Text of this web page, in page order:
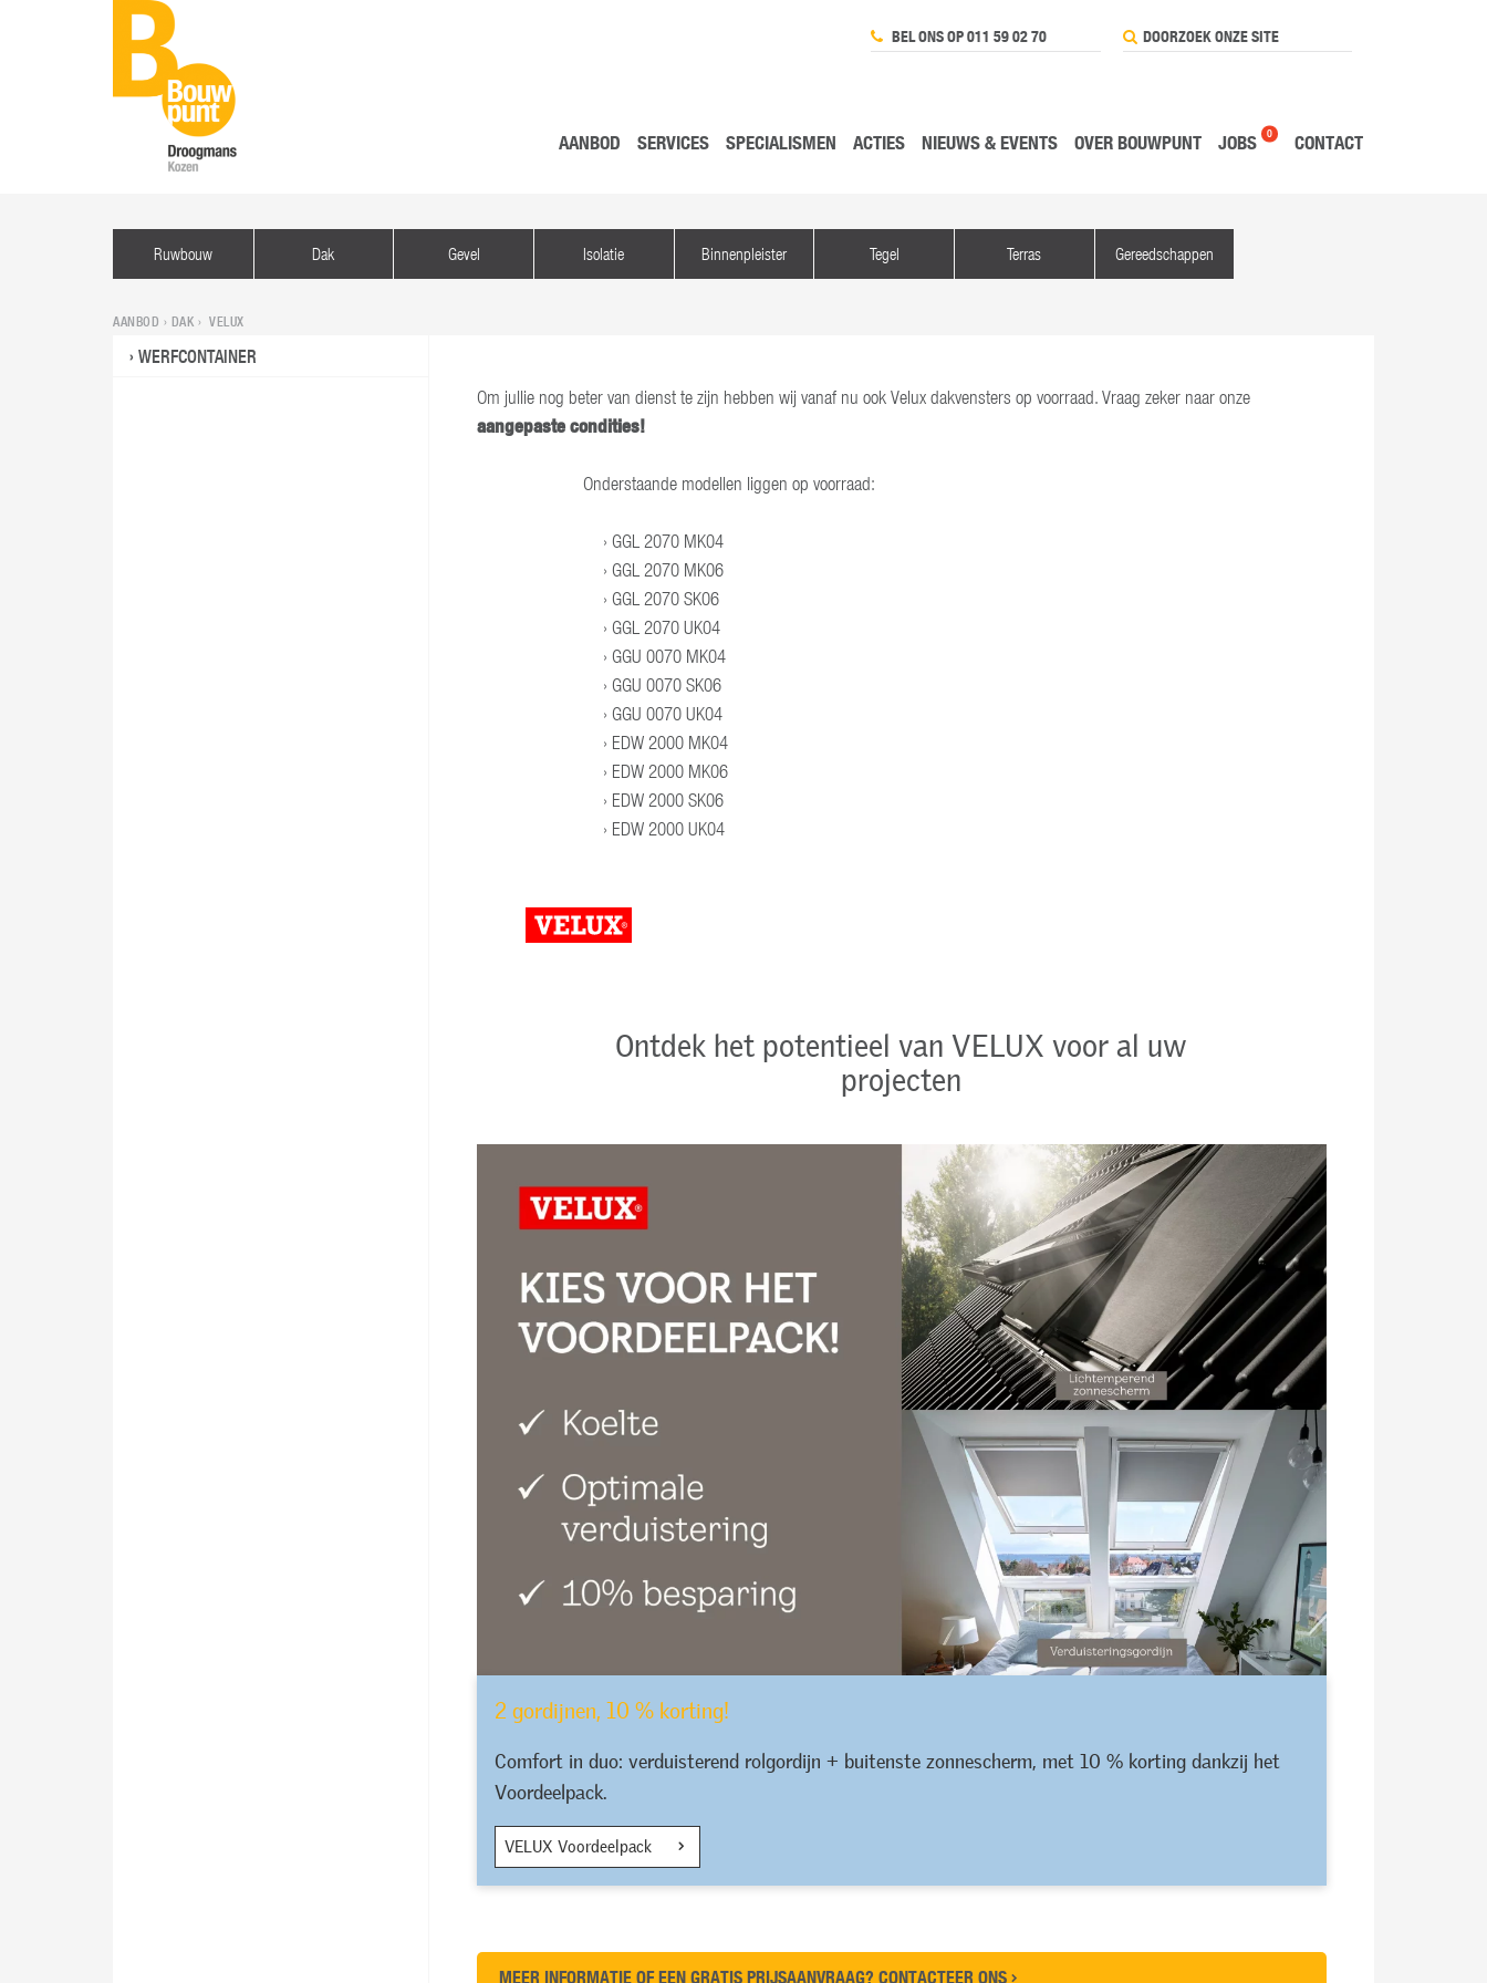
BEL ONS OP 011 59 02 70
AANBOD SERVICES SPECIALISMEN ACTIES NIEUWS & EVENTS OVER BOUWPUNT JOBS 0 CONTACT
Ruwbouw Dak Gevel Isolatie Binnenpleister Tegel Terras Gereedschappen
AANBOD › DAK › VELUX
WERFCONTAINER
Om jullie nog beter van dienst te zijn hebben wij vanaf nu ook Velux dakvensters op voorraad. Vraag zeker naar onze
aangepaste condities!
Onderstaande modellen liggen op voorraad:
GGL 2070 MK04
GGL 2070 MK06
GGL 2070 SK06
GGL 2070 UK04
GGU 0070 MK04
GGU 0070 SK06
GGU 0070 UK04
EDW 2000 MK04
EDW 2000 MK06
EDW 2000 SK06
EDW 2000 UK04
Ontdek het potentieel van VELUX voor al uw
projecten
2 gordijnen, 10 % korting!
Comfort in duo: verduisterend rolgordijn + buitenste zonnescherm, met 10 % korting dankzij het
Voordeelpack.
VELUX Voordeelpack
MEER INFORMATIE OF EEN GRATIS PRIJSAANVRAAG? CONTACTEER ONS